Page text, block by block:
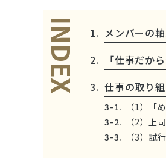
INDEX
メンバーの
「仕事だか
仕事の取り
（1）「
（2）上
（3）試